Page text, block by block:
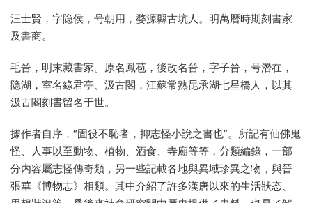
汪士賢，字隐侯，号朝用，婺源縣古坑人。明萬曆時期刻書家
及書商。
毛晉，明末藏書家。原名鳳苞，後改名晉，字子晉，号潛在，
隐湖，室名綠君亭、汲古閣，江蘇常熟昆承湖七星橋人，以其
汲古閣刻書留名于世。
據作者自序，“固役不恥者，抑志怪小說之書也”。所記有仙佛鬼
怪、人事以至動物、植物、酒食、寺廟等等，分類編錄，一部
分内容屬志怪傳奇類，另一些記載各地與異域珍異之物，與晉
張華《博物志》相類。其中介紹了許多漢唐以來的生活狀态、